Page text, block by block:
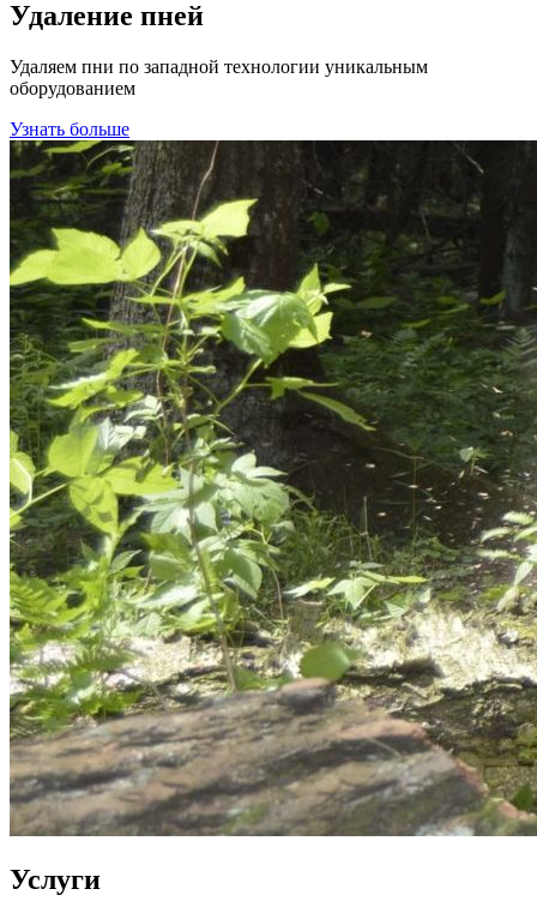
Удаление пней
Удаляем пни по западной технологии уникальным
оборудованием
Узнать больше
Услуги